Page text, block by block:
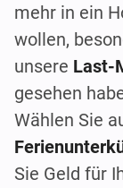
mehr in ein
wollen,
unsere Last-
gesehen
Wählen Sie
Sie Geld für